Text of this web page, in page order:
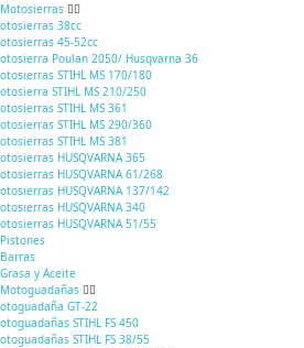
Motosierras
38cc
45-52cc
Poulan 2050/ Husqvarna 36
STIHL MS 170/180
STIHL MS 210/250
STIHL MS 361
STIHL MS 290/360
STIHL MS 381
HUSQVARNA 365
HUSQVARNA 61/268
HUSQVARNA 137/142
HUSQVARNA 340
HUSQVARNA 51/55
Pistones
Barras
Grasa y Aceite
Motoguadañas
GT-22
STIHL FS 450
STIHL FS 38/55